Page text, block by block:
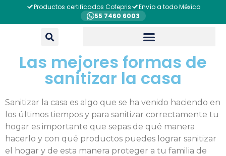
Productos certificados Cofepris
Envío a todo México
55 7460 6003
Las mejores formas de
sanitizar la casa
Sanitizar la casa es algo que se ha venido haciendo en
los últimos tiempos y para sanitizar correctamente tu
hogar es importante que sepas de qué manera
hacerlo y con qué productos puedes lograr sanitizar
el hogar y de esta manera proteger a tu familia de